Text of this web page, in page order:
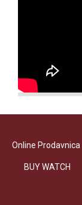
Online Prodavnica
BUY WATCH